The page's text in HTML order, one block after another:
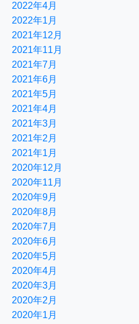
2022年4月
2022年1月
2021年12月
2021年11月
2021年7月
2021年6月
2021年5月
2021年4月
2021年3月
2021年2月
2021年1月
2020年12月
2020年11月
2020年9月
2020年8月
2020年7月
2020年6月
2020年5月
2020年4月
2020年3月
2020年2月
2020年1月